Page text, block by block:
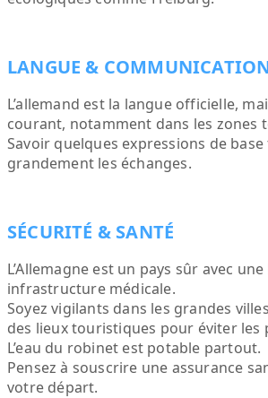
LANGUE &
L’allemand est la langue officielle,
courant, notamment dans les zones
Savoir quelques expressions de
grandement les échanges.
SÉCURITÉ & SANTÉ
L’Allemagne est un pays sûr avec
infrastructure médicale.
Soyez vigilants dans les grandes
des lieux touristiques pour éviter les
L’eau du robinet est potable partout.
Pensez à souscrire une assurance
votre départ.